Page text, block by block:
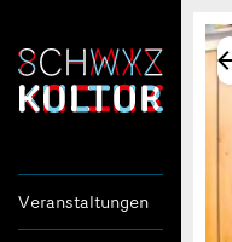
Veranstaltungen